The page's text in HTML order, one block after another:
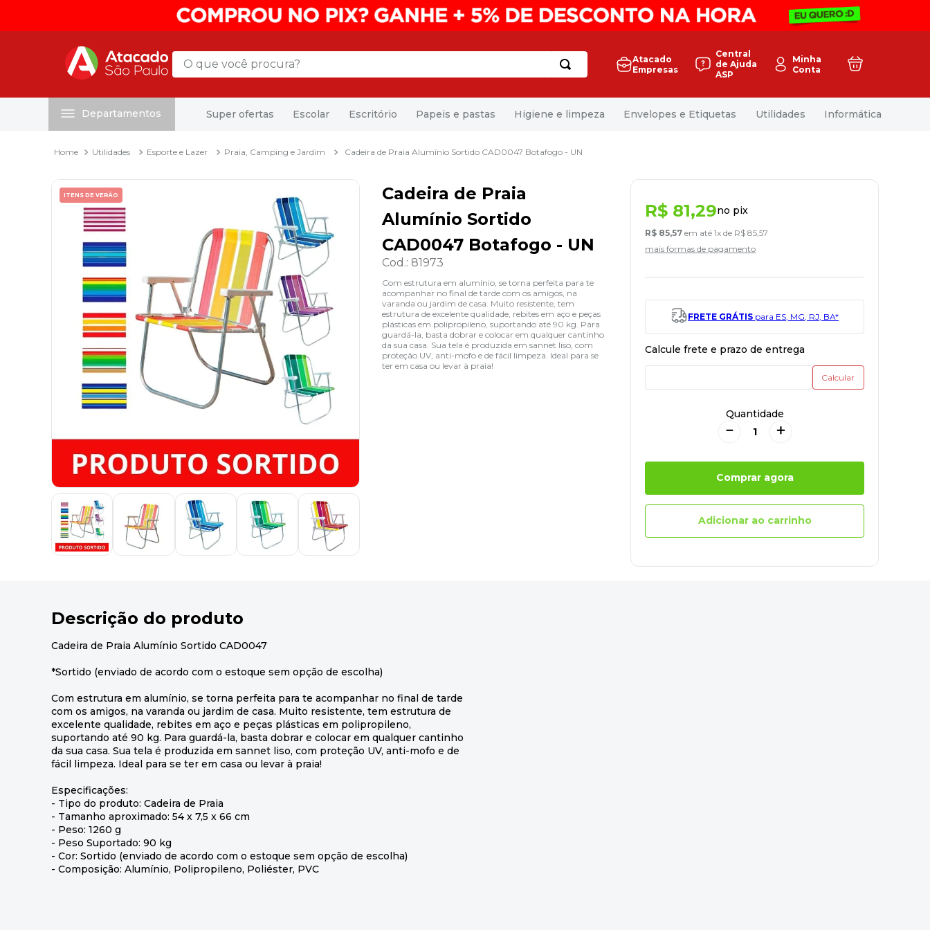
O que você procura?
Atacado
Empresas
Central
de Ajuda
ASP
Minha
Conta
Departamentos Super ofertas Escolar Escritório Papeis e pastas Higiene e limpeza Envelopes e Etiquetas Utilidades Informática
Utilidades Esporte e Lazer Praia, Camping e Jardim Cadeira de Praia Alumínio Sortido CAD0047 Botafogo - UN
ITENS DE VERÃO
Cadeira de Praia
Alumínio Sortido
CAD0047 Botafogo - UN
Cod.: 81973
Com estrutura em alumínio, se torna perfeita para te
acompanhar no final de tarde com os amigos, na
varanda ou jardim de casa. Muito resistente, tem
estrutura de excelente qualidade, rebites em aço e peças
plásticas em polipropileno, suportando até 90 kg. Para
guardá-la, basta dobrar e colocar em qualquer cantinho
da sua casa. Sua tela é produzida em sannet liso, com
proteção UV, anti-mofo e de fácil limpeza. Ideal para se
ter em casa ou levar à praia!
R$ 81,29no pix
R$ 85,57 em até1x de R$ 85 ,57
mais formas de pagamento
FRETE GRÁTIS para ES, MG, RJ, BA*
Quantidade
＋
－
Comprar agora
Adicionar ao carrinho
Descrição do produto
Cadeira de Praia Alumínio Sortido CAD0047
*Sortido (enviado de acordo com o estoque sem opção de escolha)
Com estrutura em alumínio, se torna perfeita para te acompanhar no final de tarde
com os amigos, na varanda ou jardim de casa. Muito resistente, tem estrutura de
excelente qualidade, rebites em aço e peças plásticas em polipropileno,
suportando até 90 kg. Para guardá-la, basta dobrar e colocar em qualquer cantinho
da sua casa. Sua tela é produzida em sannet liso, com proteção UV, anti-mofo e de
fácil limpeza. Ideal para se ter em casa ou levar à praia!
Especificações:
- Tipo do produto: Cadeira de Praia
- Tamanho aproximado: 54 x 7,5 x 66 cm
- Peso: 1260 g
- Peso Suportado: 90 kg
- Cor: Sortido (enviado de acordo com o estoque sem opção de escolha)
- Composição: Alumínio, Polipropileno, Poliéster, PVC
mala
papel toalha
papel higienico
marca texto